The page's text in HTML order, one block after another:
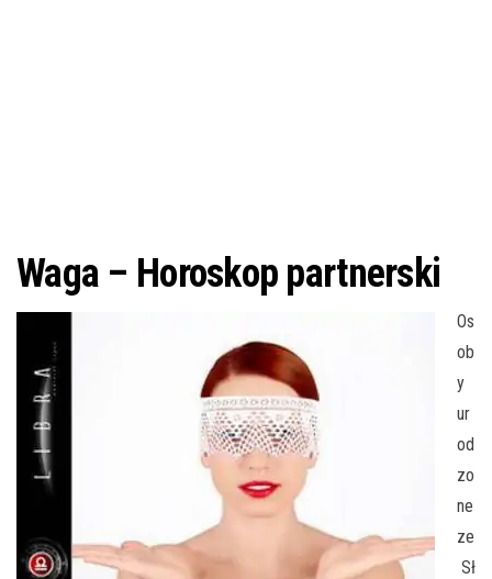
Waga – Horoskop partnerski
Os
ob
y
ur
od
zo
ne
ze
Sł